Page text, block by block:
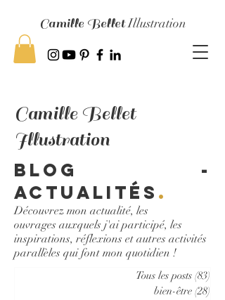
Camille BelletIllustration
Camille Bellet
Illustration
Blog -
Actualités .
Découvrez mon actualité, les
ouvrages auxquels j'ai participé, les
inspirations, réflexions et autres activités
parallèles qui font mon quotidien !
Tous les posts (83)
bien-être (28)